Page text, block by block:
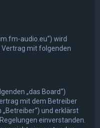
audio.eu“) wird
Vertrag mit folgenden
„das Board“)
mit dem Betreiber
„Betreiber“) und erklärst
einverstanden.